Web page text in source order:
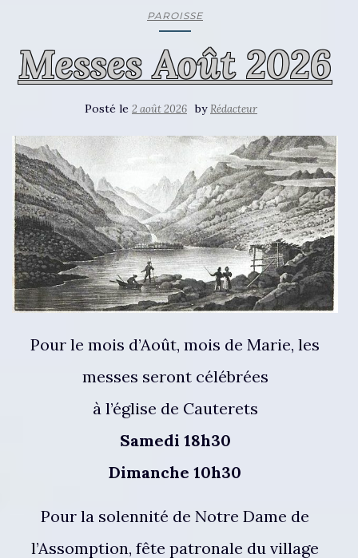
PAROISSE
Messes Août 2026
Posté le 2 août 2026 byRédacteur
Pour le mois d’Août, mois de Marie, les
messes seront célébrées
à l’église de Cauterets
Samedi 18h30
Dimanche 10h30
Pour la solennité de Notre Dame de
l’Assomption, fête patronale du village